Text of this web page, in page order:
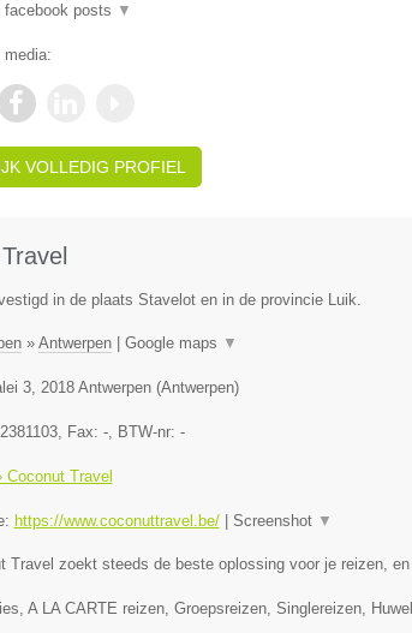
facebook posts ▼
media:
VOLLEDIG PROFIEL
in de plaats Stavelot en in de provincie Luik.
» Antwerpen| Google maps ▼
3, 2018 Antwerpen(Antwerpen)
, Fax: -, BTW-nr: -
Coconut Travel
https://www.coconuttravel.be/| Screenshot ▼
Travel zoekt steeds de beste oplossing voor je reizen,
A LA CARTE reizen, Groepsreizen, Singlereizen,